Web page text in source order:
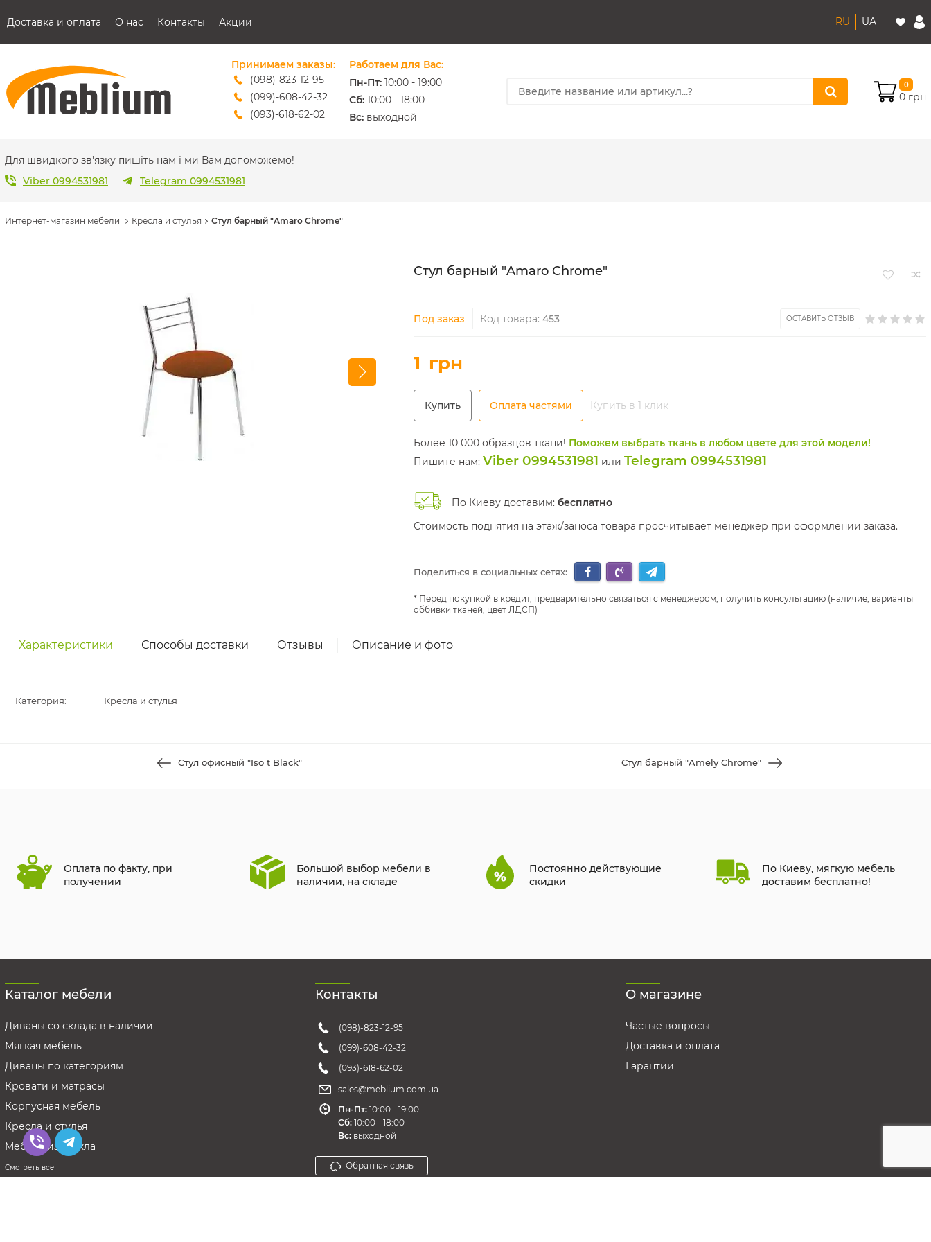
Доставка и оплата О нас Контакты Акции RU UA
Принимаем заказы:
(098)-823-12-95
(099)-608-42-32
(093)-618-62-02
sales@meblium.com.ua
Работаем для Вас:
Пн-Пт: 10:00 - 19:00
Cб: 10:00 - 18:00
Вс: выходной
0
0 грн
Для швидкого зв'язку пишіть нам і ми Вам допоможемо!
Viber 0994531981
Telegram 0994531981
Интернет-магазин мебели Кресла и стулья Стул барный "Amaro Chrome"
Стул барный "Amaro Chrome"
Под заказ Код товара: 453 ОСТАВИТЬ ОТЗЫВ
1 грн
Купить Оплата частями Купить в 1 клик
Более 10 000 образцов ткани! Поможем выбрать ткань в любом цвете для этой модели!
Пишите нам: Viber 0994531981 или Telegram 0994531981
По Киеву доставим: бесплатно
Стоимость поднятия на этаж/заноса товара просчитывает менеджер при оформлении заказа.
Поделиться в социальных сетях:
Перед покупкой в кредит, предварительно связаться с менеджером, получить консультацию (наличие, варианты
оббивки тканей, цвет ЛДСП)
Характеристики Способы доставки Отзывы Описание и фото
Категория: Кресла и стулья
Стул офисный "Iso t Black" Стул барный "Amely Chrome"
Оплата по факту, при
получении
Большой выбор мебели в
наличии, на складе
Постоянно действующие
скидки
По Киеву, мягкую мебель
доставим бесплатно!
Каталог мебели
Диваны со склада в наличии
Мягкая мебель
Диваны по категориям
Кровати и матрасы
Корпусная мебель
Кресла и стулья
Мебель из стекла
Смотреть все
Контакты
(098)-823-12-95
(099)-608-42-32
(093)-618-62-02
sales@meblium.com.ua
Пн-Пт: 10:00 - 19:00
Cб: 10:00 - 18:00
Вс: выходной
Обратная связь
О магазине
Частые вопросы
Доставка и оплата
Гарантии